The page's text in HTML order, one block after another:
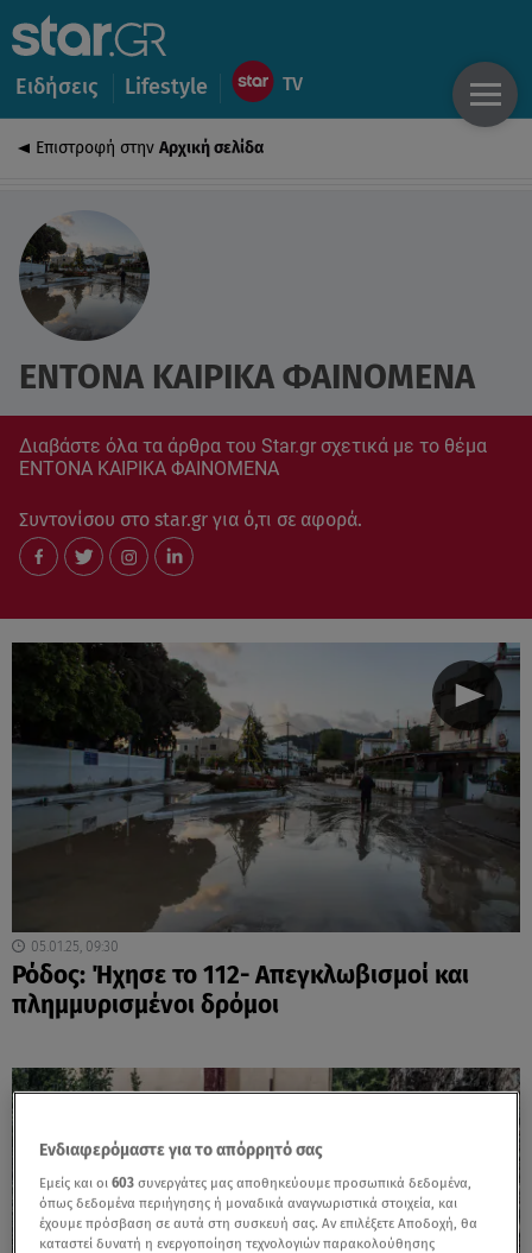
Ειδήσεις Lifestyle
Επιστροφή στην Αρχική σελίδα
ΕΝΤΟΝΑ ΚΑΙΡΙΚΑ ΦΑΙΝΟΜΕΝΑ
Διαβάστε όλα τα άρθρα του Star.gr σχετικά με το θέμα
ΕΝΤΟΝΑ ΚΑΙΡΙΚΑ ΦΑΙΝΟΜΕΝΑ
Συντονίσου στο star.gr για ό,τι σε αφορά.
05.01.25, 09:30
Ρόδος: Ήχησε το 112- Απεγκλωβισμοί και
πλημμυρισμένοι δρόμοι
Ενδιαφερόμαστε για το απόρρητό σας
Εμείς και οι603 συνεργάτες μας αποθηκεύουμε προσωπικά δεδομένα,
όπως δεδομένα περιήγησης ή μοναδικά αναγνωριστικά στοιχεία, και
έχουμε πρόσβαση σε αυτά στη συσκευή σας. Αν επιλέξετε Αποδοχή, θα
καταστεί δυνατή η ενεργοποίηση τεχνολογιών παρακολούθησης